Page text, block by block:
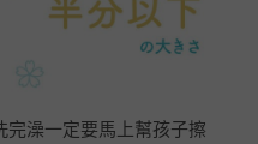
完澡一定要馬上幫孩子擦